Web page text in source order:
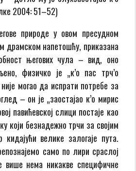
2004: 51–52)
природе у овом пресудном
драмском напетошћу, приказана
његових чула – вид, оно
физичко је „к’о пас трч’о
могао да испрати потребе за
– он је „заостајао к’о мирис
павићевској слици постаје као
који безнадежно трчи за својим
велике залогаје пута.
само по лири сраслој
више нема никакве специфичне